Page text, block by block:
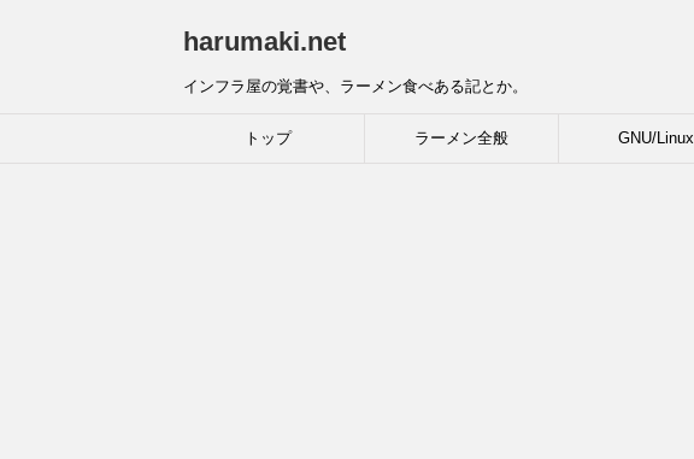
harumaki.net
インフラ屋の覚書や、ラーメン食べある記とか。
トップ ラーメン全般 GNU/Linux